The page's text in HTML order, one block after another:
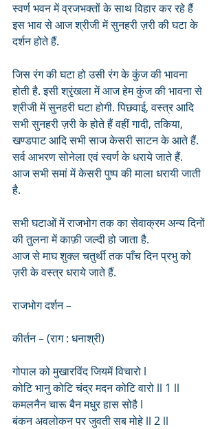
स्वर्ण भवन में व्रजभक्तों के साथ विहार कर रहे हैं
इस भाव से आज श्रीजी में सुनहरी ज़री की घटा के
दर्शन होते हैं.
जिस रंग की घटा हो उसी रंग के कुंज की भावना
होती है. इसी श्रृंखला में आज हेम कुंज की भावना से
श्रीजी में सुनहरी घटा होगी. पिछवाई, वस्त्र आदि
सभी सुनहरी ज़री के होते हैं वहीं गादी, तकिया,
खण्डपाट आदि सभी साज केसरी साटन के आते हैं.
सर्व आभरण सोनेला एवं स्वर्ण के धराये जाते हैं.
आज सभी समां में केसरी पुष्प की माला धरायी जाती
है.
सभी घटाओं में राजभोग तक का सेवाक्रम अन्य दिनों
की तुलना में काफ़ी जल्दी हो जाता है.
आज से माघ शुक्ल चतुर्थी तक पाँच दिन प्रभु को
ज़री के वस्त्र धराये जाते हैं.
राजभोग दर्शन –
कीर्तन – (राग : धनाश्री)
गोपाल को मुखारविंद जियमें विचारो l
कोटि भानु कोटि चंद्र मदन कोटि वारो ll 1 ll
कमलनैन चारू बैन मधुर हास सोहै l
बंकन अवलोकन पर जुवती सब मोहे ll 2 ll